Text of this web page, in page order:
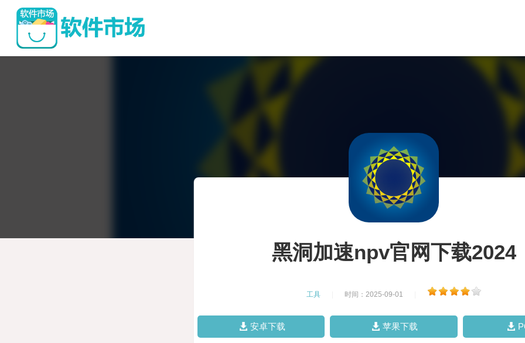
黑洞加速npv官网下载2024
工具 时间：2025-09-01
安卓下载 苹果下载